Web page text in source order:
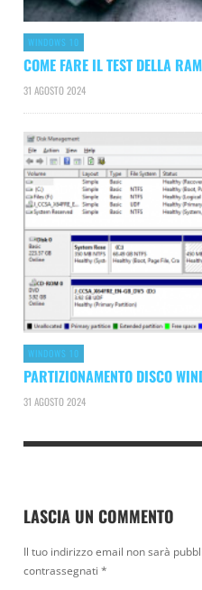
WINDOWS 10
COME FARE IL TEST DELLA
31 AGOSTO 2024
WINDOWS 10
PARTIZIONAMENTO DISCO
31 AGOSTO 2024
LASCIA UN COMMENTO
Il tuo indirizzo email non sarà
contrassegnati *